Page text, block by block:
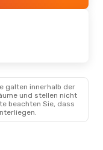
galten innerhalb der
und stellen nicht
beachten Sie, dass